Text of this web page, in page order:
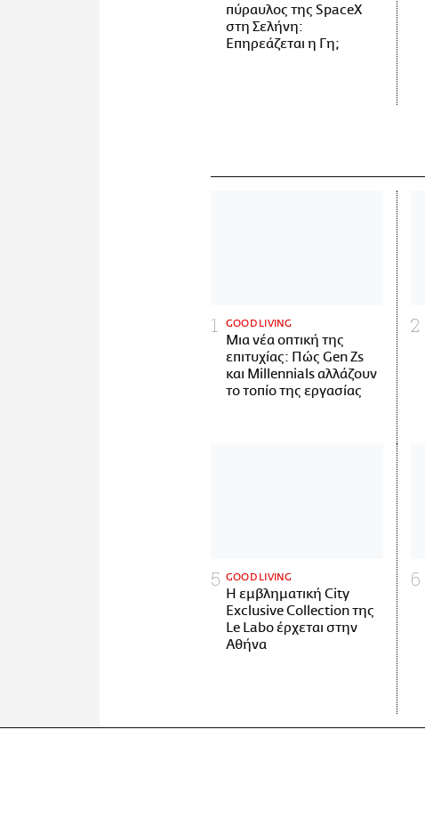
πύραυλος της SpaceX
στη Σελήνη:
Επηρεάζεται η Γη;
GOOD LIVING
Μια νέα οπτική της
επιτυχίας: Πώς Gen Zs
και Millennials αλλάζουν
το τοπίο της εργασίας
GOOD LIVING
Η εμβληματική City
Exclusive Collection της
Le Labo έρχεται στην
Αθήνα